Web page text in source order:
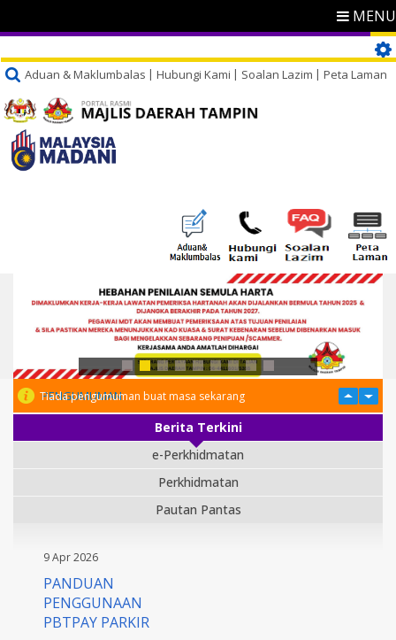
MENU
Aduan & Maklumbalas Hubungi Kami Soalan Lazim Peta Laman
PENGUMUMAN
Tiada pengumuman buat masa sekarang
Berita Terkini
e-Perkhidmatan
Perkhidmatan
Pautan Pantas
9 Apr 2026
PANDUAN
PENGGUNAAN
PBTPAY PARKIR